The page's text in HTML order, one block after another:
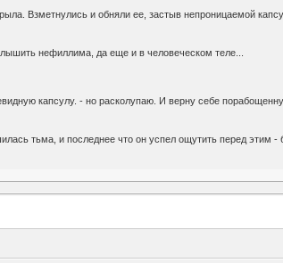
Взметнулись и обняли ее, застыв непроницаемой
нефиллима, да еще и в человеческом теле...
капсулу. - но расколупаю. И верну себе
тьма, и последнее что он успел ощутить перед этим -